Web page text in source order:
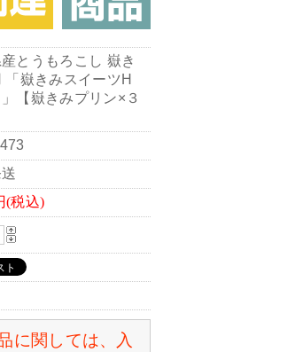
とうもろこし 嶽き
「嶽きみスイーツH
【嶽きみプリン×３
(税込)
に関しては、入